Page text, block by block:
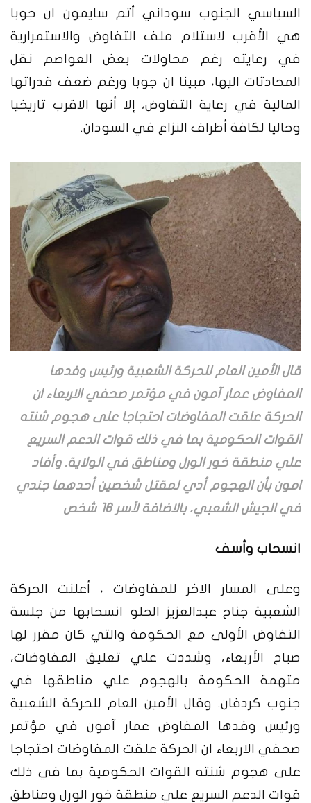
السياسي الجنوب سوداني أتم سايمون ان جوبا
هي الأقرب لاستلام ملف التفاوض والاستمرارية
في رعايته رغم محاولات بعض العواصم نقل
المحادثات اليها، مبينا ان جوبا ورغم ضعف قدراتها
المالية في رعاية التفاوض، إلا أنها الاقرب تاريخيا
وحاليا لكافة أطراف النزاع في السودان.
قال الأمين العام للحركة الشعبية ورئيس وفدها
المفاوض عمار آمون في مؤتمر صحفي الاربعاء ان
الحركة علقت المفاوضات احتجاجا على هجوم شنته
القوات الحكومية بما في ذلك قوات الدعم السريع
علي منطقة خور الورل ومناطق في الولاية. وأفاد
امون بأن الهجوم أدي لمقتل شخصين أحدهما جندي
في الجيش الشعبي، بالاضافة لأسر 16 شخص
انسحاب وأسف
وعلى المسار الاخر للمفاوضات ، أعلنت الحركة
الشعبية جناح عبدالعزيز الحلو انسحابها من جلسة
التفاوض الأولى مع الحكومة والتي كان مقرر لها
صباح الأربعاء، وشددت علي تعليق المفاوضات،
متهمة الحكومة بالهجوم علي مناطقها في
جنوب كردفان. وقال الأمين العام للحركة الشعبية
ورئيس وفدها المفاوض عمار آمون في مؤتمر
صحفي الاربعاء ان الحركة علقت المفاوضات احتجاجا
على هجوم شنته القوات الحكومية بما في ذلك
قوات الدعم السريع علي منطقة خور الورل ومناطق